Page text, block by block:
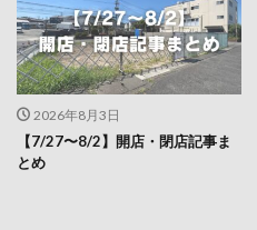
2026年8月3日
【7/27〜8/2】開店・閉店記事ま
とめ